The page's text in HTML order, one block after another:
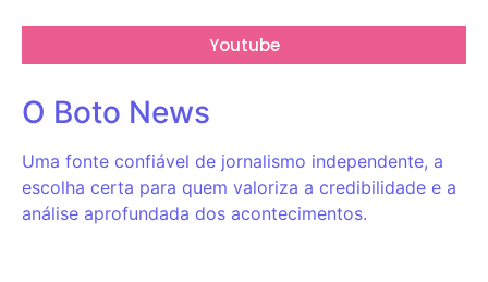
Youtube
O Boto News
Uma fonte confiável de jornalismo independente, a
escolha certa para quem valoriza a credibilidade e a
análise aprofundada dos acontecimentos.